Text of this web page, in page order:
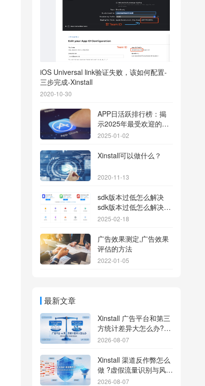
iOS Universal link验证失败，该如何配置-
三步完成-Xinstall
2020-10-30
APP日活跃排行榜：揭
示2025年最受欢迎的应
用背后的秘密
2025-01-02
Xinstall可以做什么？
2020-11-13
sdk版本过低怎么解决
sdk版本过低怎么解决华
为
2025-02-18
广告效果测定,广告效果
评估的方法
2022-01-05
最新文章
Xinstall 广告平台和第三
方统计差异大怎么办?数
据误差排查指南
2026-08-07
Xinstall 渠道反作弊怎么
做 ?虚假流量识别与风控
防刷解析
2026-08-07